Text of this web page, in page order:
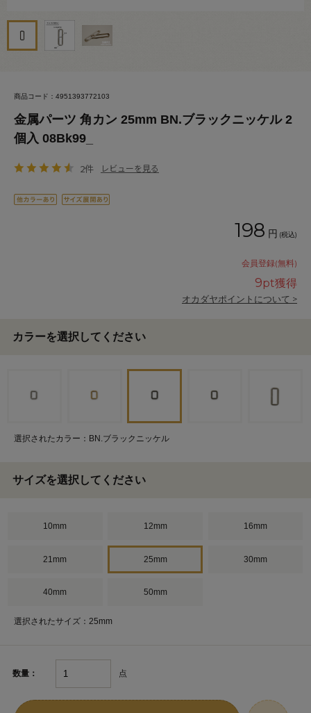
商品コード：4951393772103
金属パーツ 角カン 25mm BN.ブラックニッケル 2
個入 08Bk99_
2件 レビューを見る
198 円 (税込)
会員登録(無料)
9pt獲得
オカダヤポイントについて >
カラーを選択してください
選択されたカラー：BN.ブラックニッケル
サイズを選択してください
10mm 12mm 16mm
21mm 25mm 30mm
40mm 50mm
選択されたサイズ：25mm
数量： 点